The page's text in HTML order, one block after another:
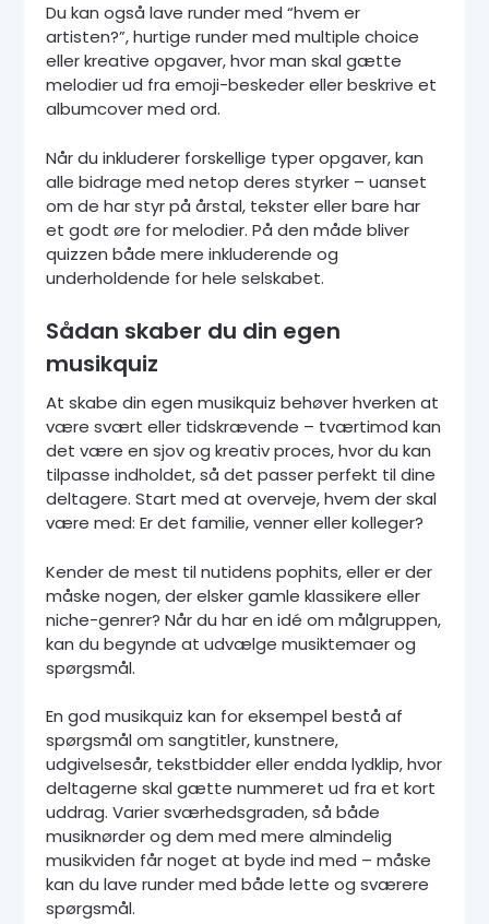
Du kan også lave runder med “hvem er
artisten?”, hurtige runder med multiple choice
eller kreative opgaver, hvor man skal gætte
melodier ud fra emoji-beskeder eller beskrive et
albumcover med ord.
Når du inkluderer forskellige typer opgaver, kan
alle bidrage med netop deres styrker – uanset
om de har styr på årstal, tekster eller bare har
et godt øre for melodier. På den måde bliver
quizzen både mere inkluderende og
underholdende for hele selskabet.
Sådan skaber du din egen
musikquiz
At skabe din egen musikquiz behøver hverken at
være svært eller tidskrævende – tværtimod kan
det være en sjov og kreativ proces, hvor du kan
tilpasse indholdet, så det passer perfekt til dine
deltagere. Start med at overveje, hvem der skal
være med: Er det familie, venner eller kolleger?
Kender de mest til nutidens pophits, eller er der
måske nogen, der elsker gamle klassikere eller
niche-genrer? Når du har en idé om målgruppen,
kan du begynde at udvælge musiktemaer og
spørgsmål.
En god musikquiz kan for eksempel bestå af
spørgsmål om sangtitler, kunstnere,
udgivelsesår, tekstbidder eller endda lydklip, hvor
deltagerne skal gætte nummeret ud fra et kort
uddrag. Varier sværhedsgraden, så både
musiknørder og dem med mere almindelig
musikviden får noget at byde ind med – måske
kan du lave runder med både lette og sværere
spørgsmål.